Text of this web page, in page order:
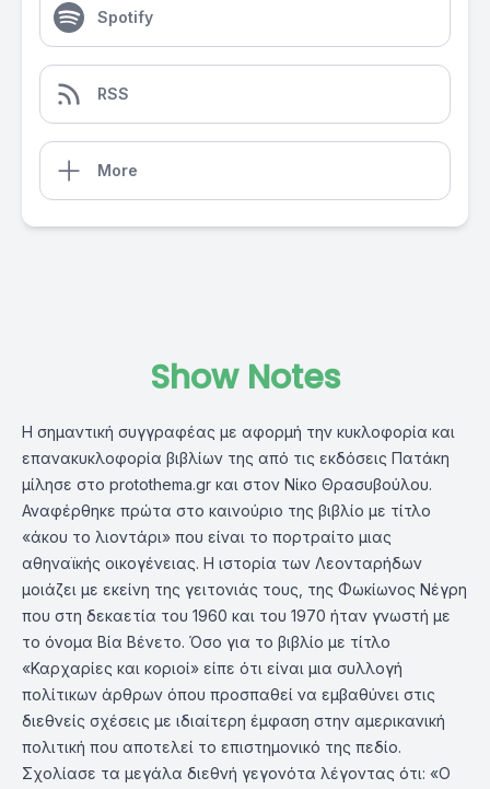
Spotify
RSS
More
Show Notes
Η σημαντική συγγραφέας με αφορμή την κυκλοφορία και
επανακυκλοφορία βιβλίων της από τις εκδόσεις Πατάκη
μίλησε στο protothema.gr και στον Νίκο Θρασυβούλου.
Αναφέρθηκε πρώτα στο καινούριο της βιβλίο με τίτλο
«άκου το λιοντάρι» που είναι το πορτραίτο μιας
αθηναϊκής οικογένειας. Η ιστορία των Λεονταρήδων
μοιάζει με εκείνη της γειτονιάς τους, της Φωκίωνος Νέγρη
που στη δεκαετία του 1960 και του 1970 ήταν γνωστή με
το όνομα Βία Βένετο. Όσο για το βιβλίο με τίτλο
«Καρχαρίες και κοριοί» είπε ότι είναι μια συλλογή
πολίτικων άρθρων όπου προσπαθεί να εμβαθύνει στις
διεθνείς σχέσεις με ιδιαίτερη έμφαση στην αμερικανική
πολιτική που αποτελεί το επιστημονικό της πεδίο.
Σχολίασε τα μεγάλα διεθνή γεγονότα λέγοντας ότι: «Ο